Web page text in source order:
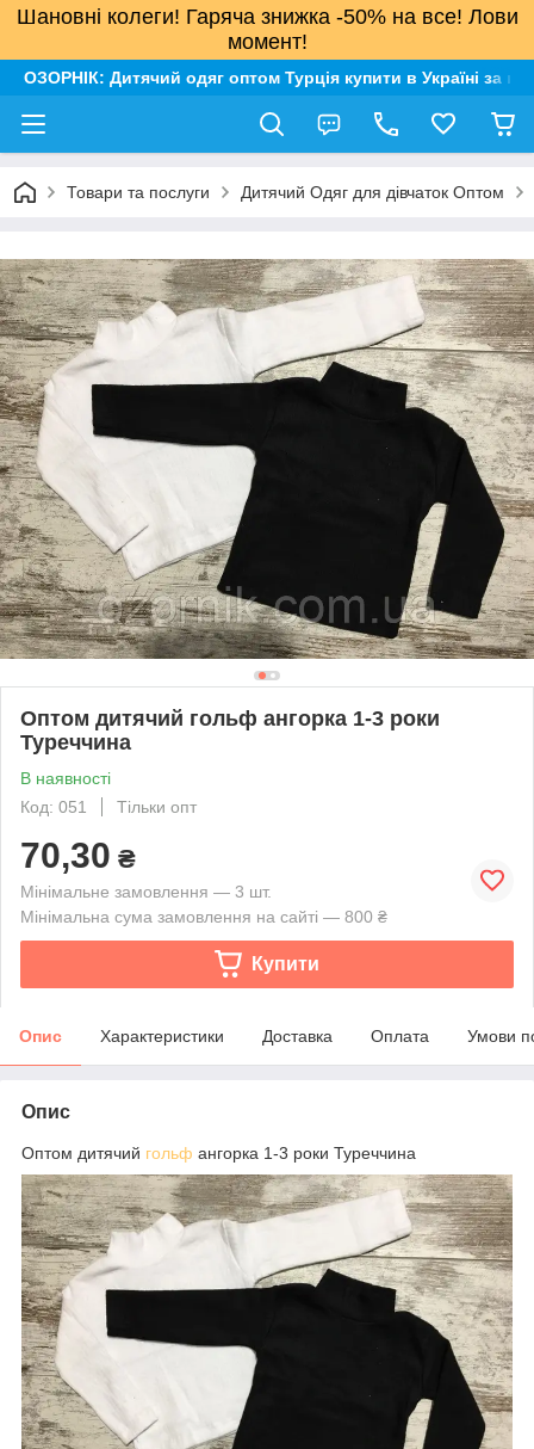
Шановні колеги! Гаряча знижка -50% на все! Лови
момент!
ОЗОРНІК: Дитячий одяг оптом Турція купити в Україні за
Товари та послуги Дитячий Одяг для дівчаток Оптом
Оптом дитячий гольф ангорка 1-3 роки
Туреччина
В наявності
Код: 051
Тільки опт
70,30 ₴
Мінімальне замовлення — 3 шт.
Мінімальна сума замовлення на сайті — 800 ₴
Купити
Опис Характеристики Доставка Оплата Умови
Опис
Оптом дитячий гольф ангорка 1-3 роки Туреччина